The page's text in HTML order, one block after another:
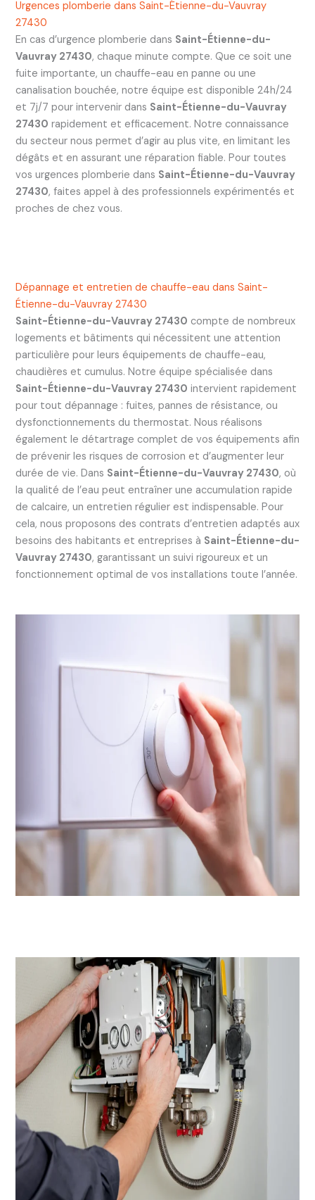
Urgences plomberie dans Saint-Étienne-du-Vauvray
27430
En cas d’urgence plomberie dans Saint-Étienne-du-
Vauvray 27430, chaque minute compte. Que ce soit une
fuite importante, un chauffe-eau en panne ou une
canalisation bouchée, notre équipe est disponible 24h/24
et 7j/7 pour intervenir dans Saint-Étienne-du-Vauvray
27430 rapidement et efficacement. Notre connaissance
du secteur nous permet d’agir au plus vite, en limitant les
dégâts et en assurant une réparation fiable. Pour toutes
vos urgences plomberie dans Saint-Étienne-du-Vauvray
27430, faites appel à des professionnels expérimentés et
proches de chez vous.
Dépannage et entretien de chauffe-eau dans Saint-
Étienne-du-Vauvray 27430
Saint-Étienne-du-Vauvray 27430 compte de nombreux
logements et bâtiments qui nécessitent une attention
particulière pour leurs équipements de chauffe-eau,
chaudières et cumulus. Notre équipe spécialisée dans
Saint-Étienne-du-Vauvray 27430 intervient rapidement
pour tout dépannage : fuites, pannes de résistance, ou
dysfonctionnements du thermostat. Nous réalisons
également le détartrage complet de vos équipements afin
de prévenir les risques de corrosion et d’augmenter leur
durée de vie. Dans Saint-Étienne-du-Vauvray 27430, où
la qualité de l’eau peut entraîner une accumulation rapide
de calcaire, un entretien régulier est indispensable. Pour
cela, nous proposons des contrats d’entretien adaptés aux
besoins des habitants et entreprises à Saint-Étienne-du-
Vauvray 27430, garantissant un suivi rigoureux et un
fonctionnement optimal de vos installations toute l’année.